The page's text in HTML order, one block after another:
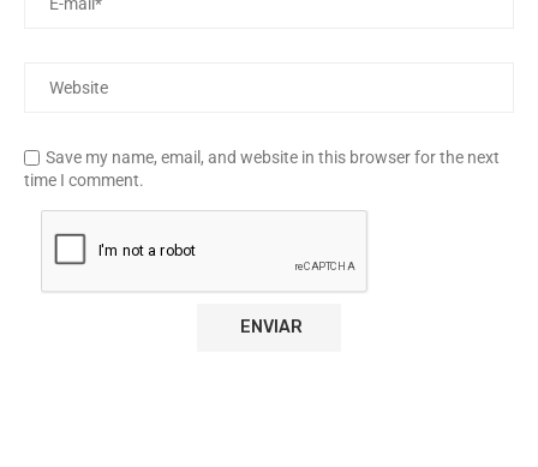
Save my name, email, and website in this browser for the next
time I comment.